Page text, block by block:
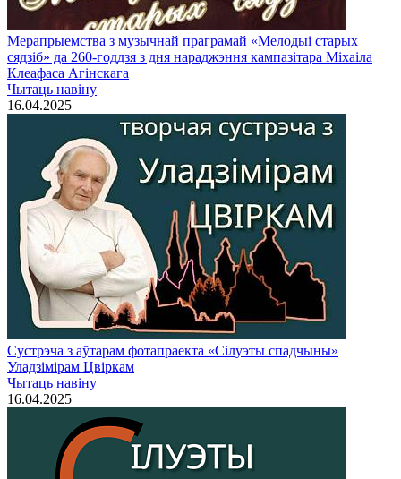
Мерапрыемства з музычнай праграмай «Мелодыi старых
сядзiб» да 260-годдзя з дня нараджэння кампазітара Міхаiла
Клеафаса Агінскага
Чытаць навiну
16.04.2025
Сустрэча з аўтарам фотапраекта «Сілуэты спадчыны»
Уладзімірам Цвіркам
Чытаць навiну
16.04.2025